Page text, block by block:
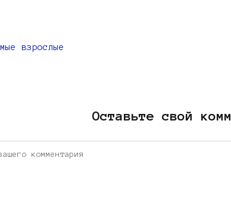
взрослые
Оставьте свой